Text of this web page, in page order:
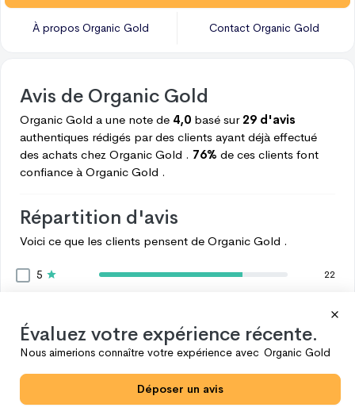
À propos Organic Gold Contact Organic Gold
Avis de Organic Gold
Organic Gold a une note de 4,0 basé sur 29 d'avis
authentiques rédigés par des clients ayant déjà effectué
des achats chez Organic Gold . 76% de ces clients font
confiance à Organic Gold .
Répartition d'avis
Voici ce que les clients pensent de Organic Gold .
5 22
0
0
Voir plus
Évaluez votre expérience récente.
Nous aimerions connaître votre expérience avec Organic Gold
Déposer un avis